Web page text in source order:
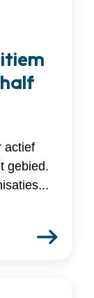
actief
gebied.